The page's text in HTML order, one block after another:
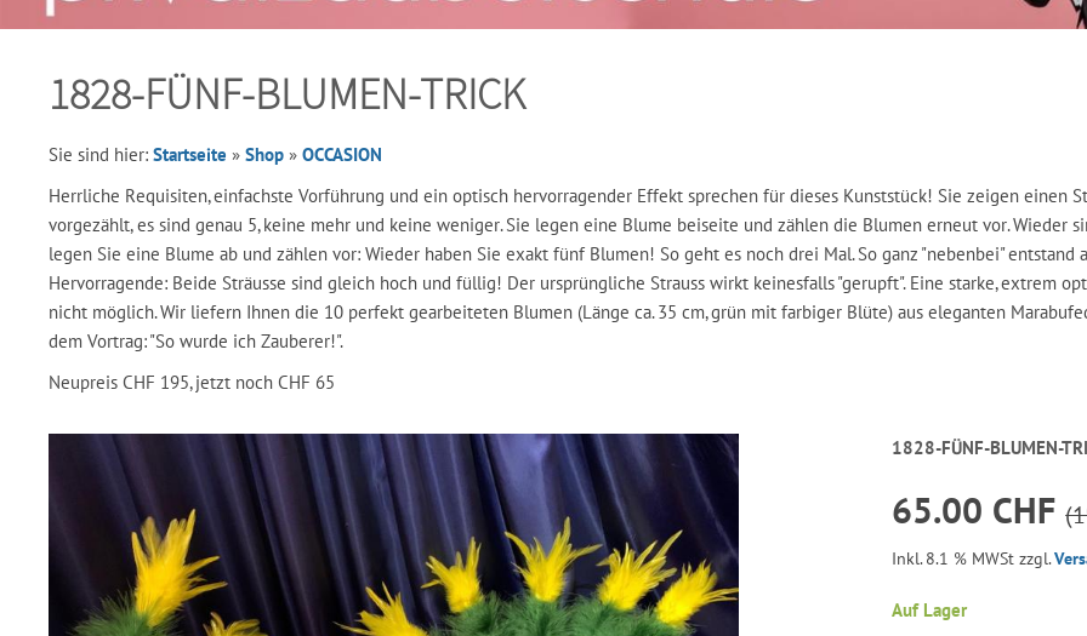
1828-FÜNF-BLUMEN-TRICK
Sie sind hier: Startseite » Shop » OCCASION
Herrliche Requisiten, einfachste Vorführung und ein optisch hervorragender Effekt sprechen für dieses Kunststück! Sie zeigen einen
vorgezählt, es sind genau 5, keine mehr und keine weniger. Sie legen eine Blume beiseite und zählen die Blumen erneut vor. Wieder
legen Sie eine Blume ab und zählen vor: Wieder haben Sie exakt fünf Blumen! So geht es noch drei Mal. So ganz "nebenbei"
Hervorragende: Beide Sträusse sind gleich hoch und füllig! Der ursprüngliche Strauss wirkt keinesfalls "gerupft". Eine starke, extrem
nicht möglich. Wir liefern Ihnen die 10 perfekt gearbeiteten Blumen (Länge ca. 35 cm, grün mit farbiger Blüte) aus eleganten
dem Vortrag: "So wurde ich Zauberer!".
Neupreis CHF 195, jetzt noch CHF 65
1828-FÜNF-BLUMEN-
65.00 CHF
Inkl. 8.1 % MWSt zzgl.
Auf Lager